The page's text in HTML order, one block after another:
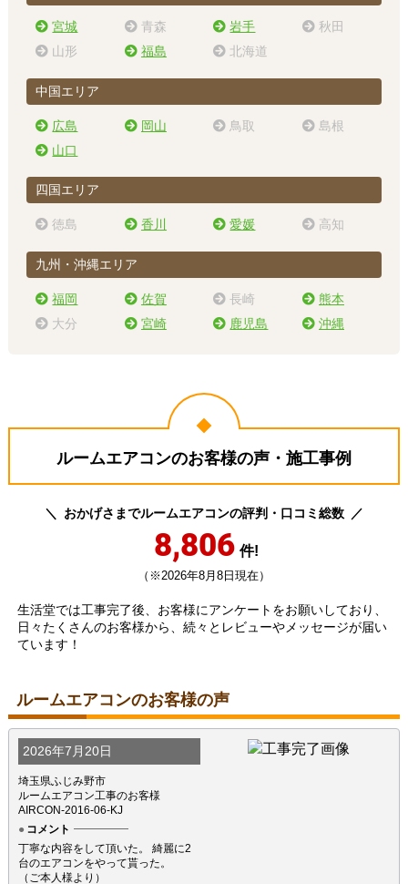
宮城 青森 岩手
秋田
山形
福島 北海道
中国エリア
広島 岡山 鳥取
島根
山口
四国エリア
徳島 香川 愛媛 高知
九州・沖縄エリア
福岡 佐賀 長崎
熊本
大分
宮崎 鹿児島 沖縄
ルームエアコンのお客様の声・施工事例
おかげさまでルームエアコンの評判・口コミ総数
8,806 件!
（※2026年8月8日現在）
生活堂では工事完了後、お客様にアンケートをお願いしており、
日々たくさんのお客様から、続々とレビューやメッセージが届い
ています！
ルームエアコンのお客様の声
2026年7月20日
埼玉県ふじみ野市
ルームエアコン工事のお客様
AIRCON-2016-06-KJ
コメント
丁寧な内容をして頂いた。 綺麗に2
台のエアコンをやって貰った。
（ご本人様より）